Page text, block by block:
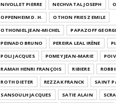
NIVOLLET PIERRE
NECHVATAL JOSEPH
OPPENHEIM D. H.
OTHON FRIESZ EMILE
OTHONIEL JEAN-MICHEL
PAPAZOFF
PEINADO BRUNO
PEREIRA LEAL IRÈNE
POLI JACQUES
POMEY JEAN-MARIE
RAMAH HENRI FRANÇOIS
RIBIERE
ROTH DIETER
REZZAK FRANCK
SAINT
SANSOULH JACQUES
SATIE ALAIN